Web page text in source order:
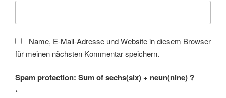
Name, E-Mail-Adresse und Website in diesem Browser
für meinen nächsten Kommentar speichern.
Spam protection: Sum of sechs(six) + neun(nine) ?
*